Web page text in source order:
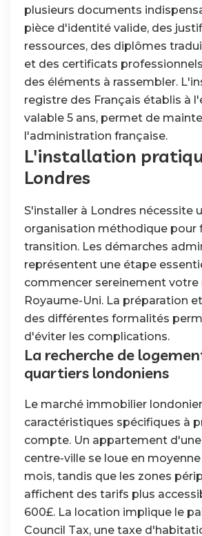
plusieurs documents
pièce d'identité valide, des
ressources, des diplômes
et des certificats
des éléments à rassembler.
registre des Français établis à
valable 5 ans, permet de
l'administration française.
L'installation
Londres
S'installer à Londres nécessite
organisation méthodique pour
transition. Les démarches
représentent une étape
commencer sereinement votre
Royaume-Uni. La préparation
des différentes formalités
d'éviter les complications.
La recherche de
quartiers londoniens
Le marché immobilier
caractéristiques spécifiques à
compte. Un appartement
centre-ville se loue en
mois, tandis que les zones
affichent des tarifs plus
600£. La location implique le
Council Tax, une taxe